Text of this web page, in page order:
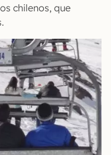
chilenos, que